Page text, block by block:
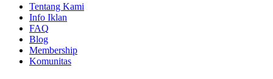
Tentang Kami
Info Iklan
FAQ
Blog
Membership
Komunitas